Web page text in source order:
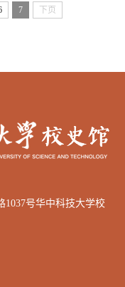
7 下页
1037号华中科技大学校